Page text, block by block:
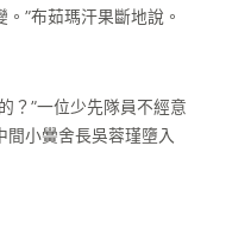
”布茹瑪汗果斷地說。
？”一位少先隊員不經意
小黌舍長吳蓉瑾墮入